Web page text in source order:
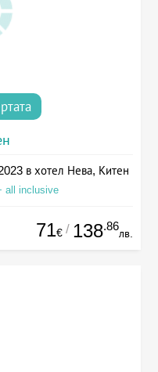
в хотел Нева, Китен
all inclusive
71€ / 138.86
лв.